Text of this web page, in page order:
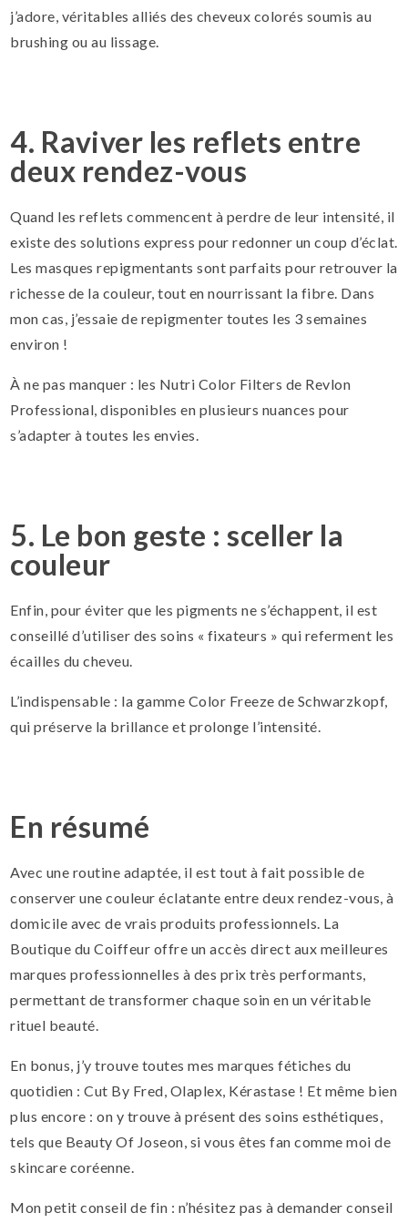
j’adore, véritables alliés des cheveux colorés soumis au
brushing ou au lissage.
4. Raviver les reflets entre
deux rendez-vous
Quand les reflets commencent à perdre de leur intensité, il
existe des solutions express pour redonner un coup d’éclat.
Les masques repigmentants sont parfaits pour retrouver la
richesse de la couleur, tout en nourrissant la fibre. Dans
mon cas, j’essaie de repigmenter toutes les 3 semaines
environ !
À ne pas manquer : les Nutri Color Filters de Revlon
Professional, disponibles en plusieurs nuances pour
s’adapter à toutes les envies.
5. Le bon geste : sceller la
couleur
Enfin, pour éviter que les pigments ne s’échappent, il est
conseillé d’utiliser des soins « fixateurs » qui referment les
écailles du cheveu.
L’indispensable : la gamme Color Freeze de Schwarzkopf,
qui préserve la brillance et prolonge l’intensité.
En résumé
Avec une routine adaptée, il est tout à fait possible de
conserver une couleur éclatante entre deux rendez-vous, à
domicile avec de vrais produits professionnels. La
Boutique du Coiffeur offre un accès direct aux meilleures
marques professionnelles à des prix très performants,
permettant de transformer chaque soin en un véritable
rituel beauté.
En bonus, j’y trouve toutes mes marques fétiches du
quotidien : Cut By Fred, Olaplex, Kérastase ! Et même bien
plus encore : on y trouve à présent des soins esthétiques,
tels que Beauty Of Joseon, si vous êtes fan comme moi de
skincare coréenne.
Mon petit conseil de fin : n’hésitez pas à demander conseil